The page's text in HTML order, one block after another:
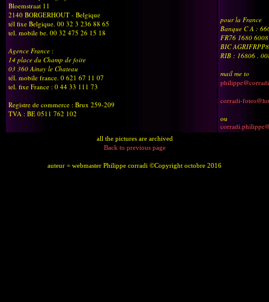
Bloemstraat 11
2140 BORGERHOUT - Belgique
tél fixe Belgique. 00 32 3 236 88 65
tel. mobile be. 00 32 475 26 15 18
Agence France :
14 place du Champ de foire
03 360 Ainay le Chateau
tél. mobile france. 0 621 67 11 07
tel. fixe France : 0 44 33 111 73
Registre de commerce : Brux 259-209
TVA : BE 0511 762 102
pour la France
Banque C A :
FR76 1680
BIC
RIB : 16806 .
mail me to
corradi-
ou
all the pictures are archived
Back to previous page
auteur = webmaster Philippe corradi ©Copyright octobre 2016